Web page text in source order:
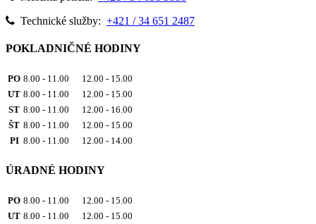
Technické služby: +421 / 34 651 2487
POKLADNIČNÉ HODINY
PO 8.00 - 11.00 12.00 - 15.00
UT 8.00 - 11.00 12.00 - 15.00
ST 8.00 - 11.00 12.00 - 16.00
ŠT 8.00 - 11.00 12.00 - 15.00
PI 8.00 - 11.00 12.00 - 14.00
ÚRADNÉ HODINY
PO 8.00 - 11.00 12.00 - 15.00
UT 8.00 - 11.00 12.00 - 15.00